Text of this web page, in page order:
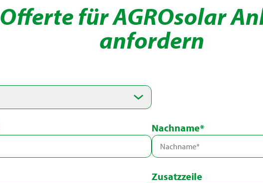
Offerte für AGROsolar
anfordern
Nachname*
Zusatzzeile